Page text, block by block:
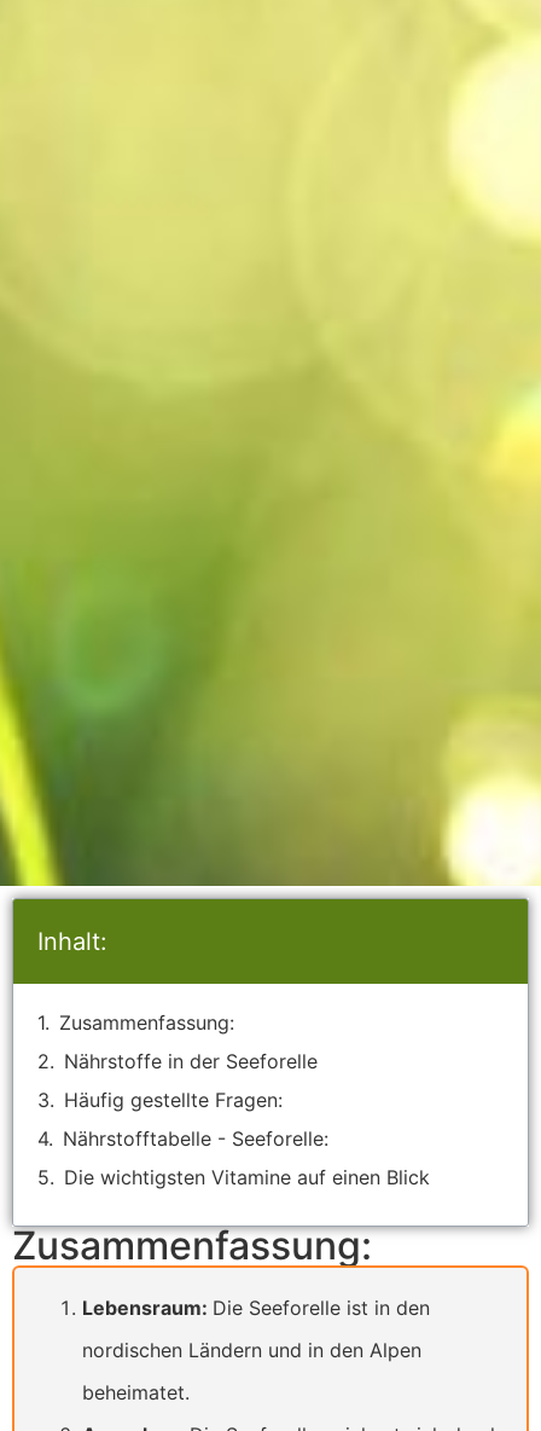
Inhalt:
Zusammenfassung:
Nährstoffe in der Seeforelle
Häufig gestellte Fragen:
Nährstofftabelle - Seeforelle:
Die wichtigsten Vitamine auf einen Blick
Zusammenfassung:
Lebensraum: Die Seeforelle ist in den
nordischen Ländern und in den Alpen
beheimatet.